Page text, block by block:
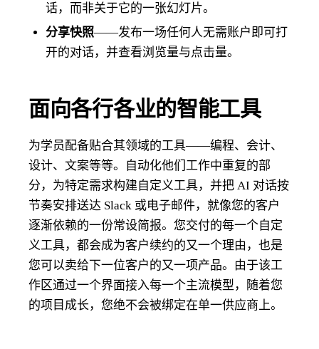
话，而非关于它的一张幻灯片。
分享快照——发布一场任何人无需账户即可打
开的对话，并查看浏览量与点击量。
面向各行各业的智能工具
为学员配备贴合其领域的工具——编程、会计、
设计、文案等等。自动化他们工作中重复的部
分，为特定需求构建自定义工具，并把 AI 对话按
节奏安排送达 Slack 或电子邮件，就像您的客户
逐渐依赖的一份常设简报。您交付的每一个自定
义工具，都会成为客户续约的又一个理由，也是
您可以卖给下一位客户的又一项产品。由于该工
作区通过一个界面接入每一个主流模型，随着您
的项目成长，您绝不会被绑定在单一供应商上。